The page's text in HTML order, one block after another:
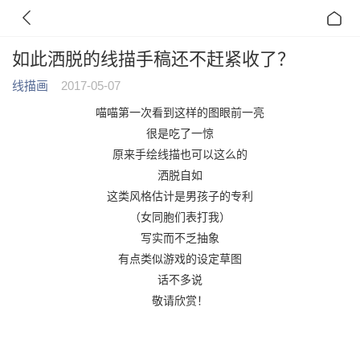
如此洒脱的线描手稿还不赶紧收了？
线描画 2017-05-07
喵喵第一次看到这样的图眼前一亮
很是吃了一惊
原来手绘线描也可以这么的
洒脱自如
这类风格估计是男孩子的专利
（女同胞们表打我）
写实而不乏抽象
有点类似游戏的设定草图
话不多说
敬请欣赏！